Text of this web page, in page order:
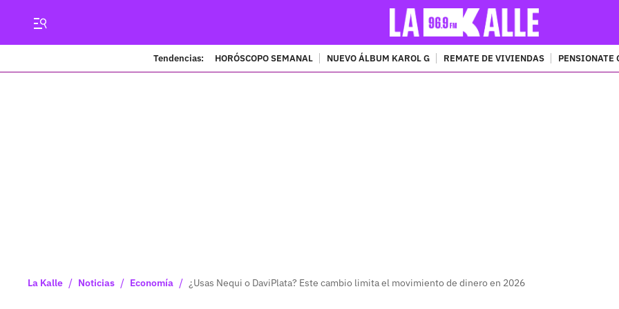
Tendencias: HORÓSCOPO SEMANAL NUEVO ÁLBUM KAROL G REMATE DE VIVIENDAS PENSIONATE
La Kalle / Noticias / Economía / ¿Usas Nequi o DaviPlata? Este cambio limita el movimiento de dinero en 2026